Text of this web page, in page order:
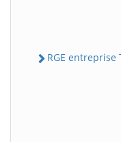
RGE entreprise